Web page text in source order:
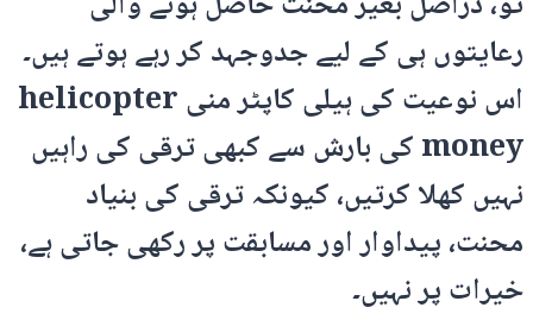
رعایتوں ہی کے لیے جدوجہد کر رہے ہوتے ہیں۔
اس نوعیت کی ہیلی کاپٹر منی helicopter
money کی بارش سے کبھی ترقی کی راہیں
نہیں کھلا کرتیں، کیونکہ ترقی کی بنیاد
محنت، پیداوار اور مسابقت پر رکھی جاتی ہے،
خیرات پر نہیں۔